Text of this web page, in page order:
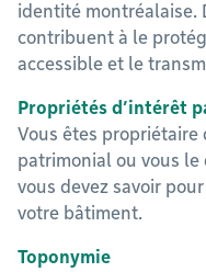
identité montréalaise.
contribuent à le
accessible et le
Propriétés d’intérêt
Vous êtes propriétaire
patrimonial ou vous le
vous devez savoir
votre bâtiment.
Toponymie